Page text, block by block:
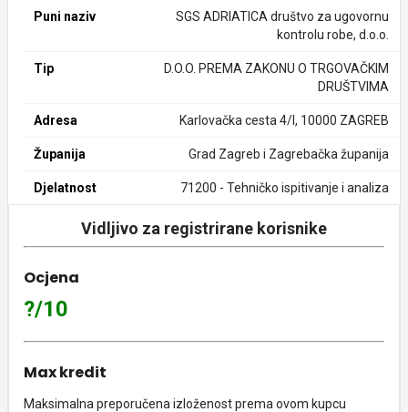
Puni naziv
SGS ADRIATICA društvo za ugovornu
kontrolu robe, d.o.o.
Tip
D.O.O. PREMA ZAKONU O TRGOVAČKIM
DRUŠTVIMA
Adresa Karlovačka cesta 4/I, 10000 ZAGREB
Županija Grad Zagreb i Zagrebačka županija
Djelatnost 71200 - Tehničko ispitivanje i analiza
Vidljivo za registrirane korisnike
Ocjena
?/10
Max kredit
Maksimalna preporučena izloženost prema ovom kupcu